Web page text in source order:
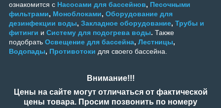
ознакомится с Насосами для бассейнов, Песочными
фильтрами, Моноблоками, Оборудование для
дезинфекции воды, Закладное оборудование, Трубы и
фитинги и Систему для подогрева воды. Также
подобрать Освещение для бассейна, Лестницы,
Водопады, Противотоки для своего бассейна.
Внимание!!!
Цены на сайте могут отличаться от фактической
цены товара. Просим позвонить по номеру